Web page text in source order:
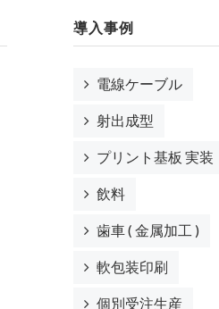
導入事例
電線ケーブル
射出成型
プリント基板 実装
飲料
歯車 ( 金属加工 )
軟包装印刷
個別受注生産